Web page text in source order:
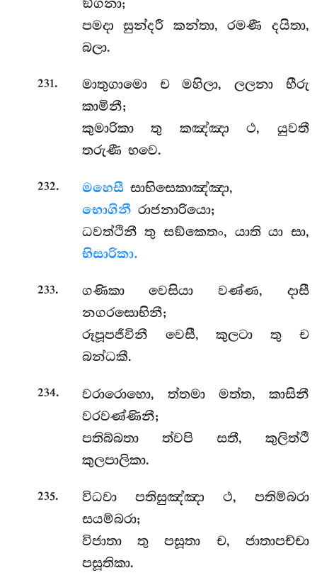
ඞ්ගනා;
පමදා සුන්දරී කන්තා, රමණී දයිතා,
බලා.
231.
මාතුගාමො ච මහිලා, ලලනා භීරු
කාමිනී;
කුමාරිකා තු කඤ්ඤා ථ, යුවතී
තරුණී භවෙ.
232. මහෙසීසාභිසෙකාඤ්ඤා,
භොගිනී රාජනාරියො;
ධවත්ථිනී තු සඞ්කෙතං, යාති යා සා,
භිසාරිකා.
233. ගණිකාවෙසියා වණ්ණ, දාසී
නගරසොභිනී;
රූපූපජීවිනී වෙසී, කුලටා තු ච
බන්ධකී.
234.
වරාරොහො, ත්තමා මත්ත, කාසිනී
වරවණ්ණිනී;
පතිබ්බතා ත්වපි සතී, කුලිත්ථී
කුලපාලිකා.
235.
විධවා පතිසුඤ්ඤා ථ, පතිම්බරා
සයම්බරා;
විජාතා තු පසූතා ච, ජාතාපච්චා
පසූතිකා.